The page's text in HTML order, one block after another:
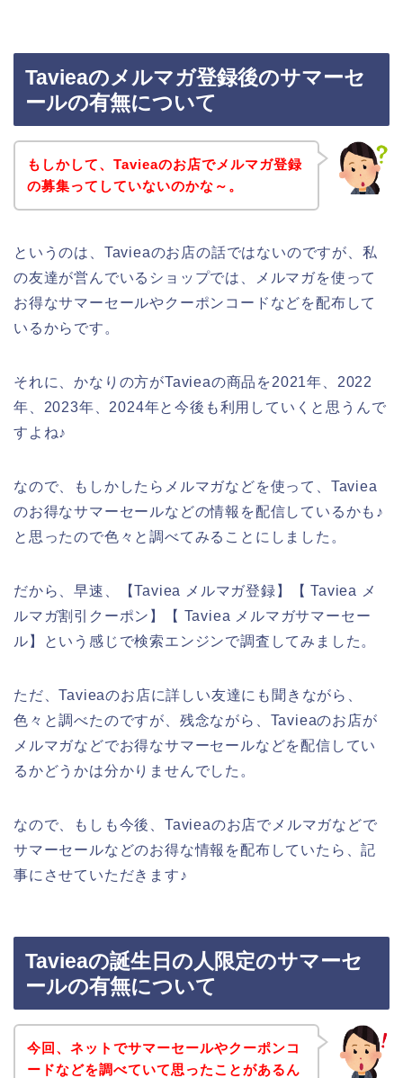
Tavieaのメルマガ登録後のサマーセ
ールの有無について
もしかして、Tavieaのお店でメルマガ登録
の募集ってしていないのかな～。
というのは、Tavieaのお店の話ではないのですが、私
の友達が営んでいるショップでは、メルマガを使って
お得なサマーセールやクーポンコードなどを配布して
いるからです。
それに、かなりの方がTavieaの商品を2021年、2022
年、2023年、2024年と今後も利用していくと思うんで
すよね♪
なので、もしかしたらメルマガなどを使って、Taviea
のお得なサマーセールなどの情報を配信しているかも♪
と思ったので色々と調べてみることにしました。
だから、早速、【Taviea メルマガ登録】【 Taviea メ
ルマガ割引クーポン】【 Taviea メルマガサマーセー
ル】という感じで検索エンジンで調査してみました。
ただ、Tavieaのお店に詳しい友達にも聞きながら、
色々と調べたのですが、残念ながら、Tavieaのお店が
メルマガなどでお得なサマーセールなどを配信してい
るかどうかは分かりませんでした。
なので、もしも今後、Tavieaのお店でメルマガなどで
サマーセールなどのお得な情報を配布していたら、記
事にさせていただきます♪
Tavieaの誕生日の人限定のサマーセ
ールの有無について
今回、ネットでサマーセールやクーポンコ
ードなどを調べていて思ったことがあるん